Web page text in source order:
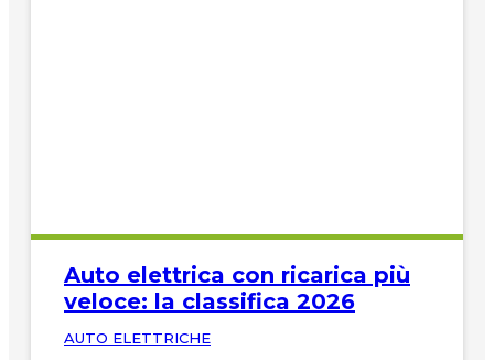
Auto elettrica con ricarica più
veloce: la classifica 2026
AUTO ELETTRICHE